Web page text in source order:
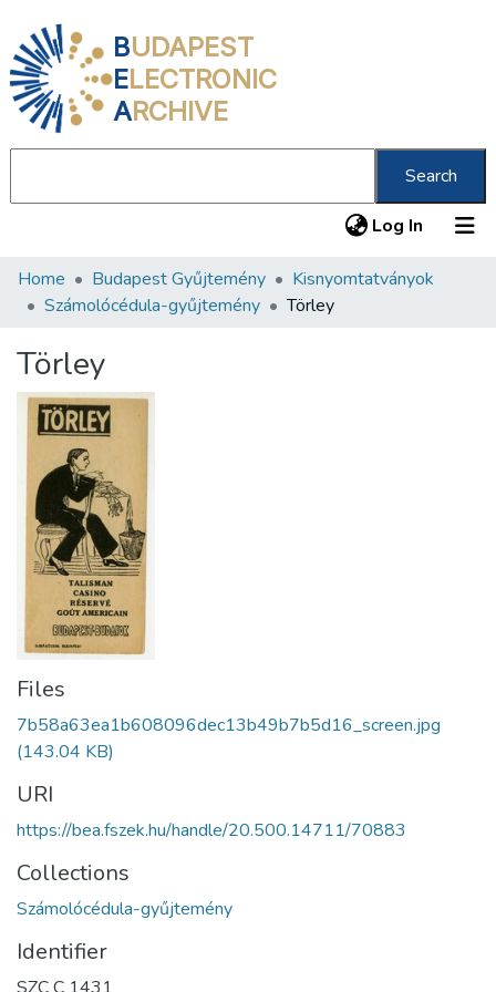
BUDAPEST
ELECTRONIC
ARCHIVE
Search
Log In (current)
Communities & Collections
Statistics
About us
Home Budapest Gyűjtemény
Kisnyomtatványok
Számolócédula-gyűjtemény
Törley
Törley
Files
7b58a63ea1b608096dec13b49b7b5d16_screen.jpg
(143.04 KB)
URI
https://bea.fszek.hu/handle/20.500.14711/70883
Collections
Számolócédula-gyűjtemény
Identifier